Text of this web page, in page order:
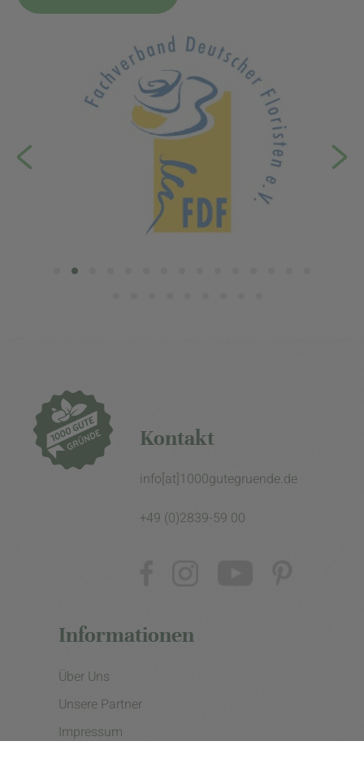
Kontakt
info[at]1000gutegruende.de
+49 (0)2839-59 00
Informationen
Über Uns
Unsere Partner
Impressum